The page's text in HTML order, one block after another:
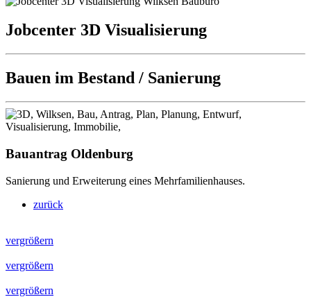
Jobcenter 3D Visualisierung
Bauen im Bestand / Sanierung
Bauantrag Oldenburg
Sanierung und Erweiterung eines Mehrfamilienhauses.
zurück
vergrößern
vergrößern
vergrößern